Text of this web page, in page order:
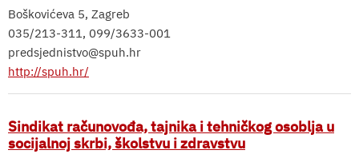
Boškovićeva 5, Zagreb
035/213-311, 099/3633-001
predsjednistvo@spuh.hr
http://spuh.hr/
Sindikat računovođa, tajnika i tehničkog osoblja u
socijalnoj skrbi, školstvu i zdravstvu